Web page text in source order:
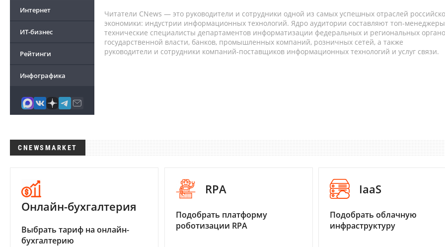
Интернет
ИТ-бизнес
Рейтинги
Инфографика
Читатели CNews — это руководители и сотрудники одной из самых успешных отраслей
экономики: индустрии информационных технологий. Ядро аудитории составляют топ-
технические специалисты департаментов информатизации федеральных и региональных
государственной власти, банков, промышленных компаний, розничных сетей, а также
руководители и сотрудники компаний-поставщиков информационных технологий и услуг связи.
CNEWSMARKET
Онлайн-бухгалтерия
Выбрать тариф на онлайн-
бухгалтерию
RPA
Подобрать платформу
роботизации RPA
IaaS
Подобрать облачную
инфраструктуру